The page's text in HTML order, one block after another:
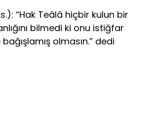
“Hak Teâlâ hiçbir kulun bir
bilmedi ki onu istiğfar
olmasın.” dedi